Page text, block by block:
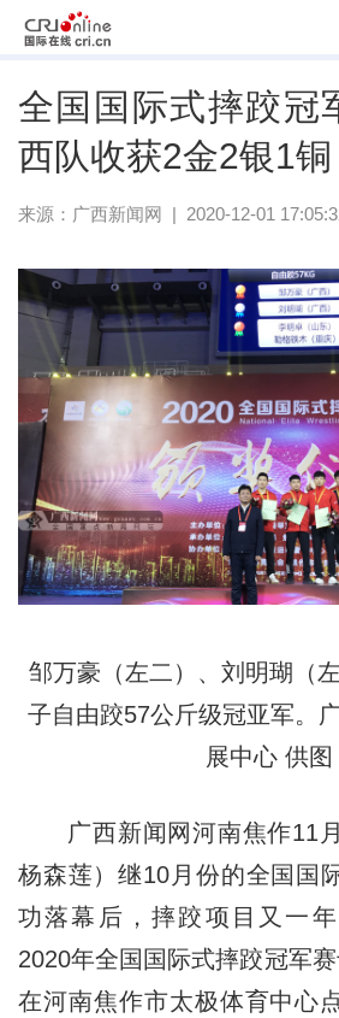
全国国际式摔跤冠
西队收获2金2银1铜
来源： 广西新闻网 | 2020-12-01
邹万豪（左二）、刘明瑚（
子自由跤57公斤级冠亚军。
展中心 供图
广西新闻网河南焦作11月
杨森莲）继10月份的全国国
功落幕后，摔跤项目又一
2020年全国国际式摔跤冠军
在河南焦作市太极体育中心